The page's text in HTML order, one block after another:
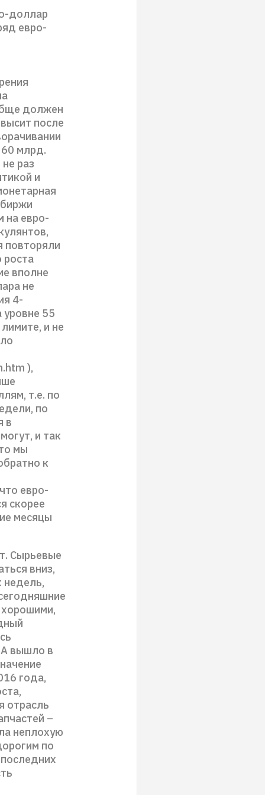
доллар
евро-
должен
после
млрд.
раз
и
на евро-
повторяли
роста
вполне
не
4-
55
и не
),
т.е. по
по
в
и так
мы
к
евро-
скорее
месяцы
Сырьевые
вниз,
недель,
вышло в
года,
отрасль
–
неплохую
по